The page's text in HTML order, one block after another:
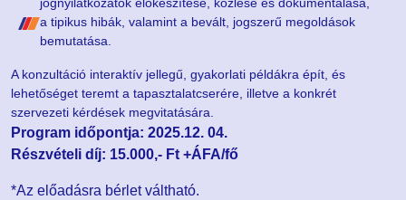
a tipikus hibák, valamint a bevált, jogszerű megoldások
bemutatása.
A konzultáció interaktív jellegű, gyakorlati példákra épít, és
lehetőséget teremt a tapasztalatcserére, illetve a konkrét
szervezeti kérdések megvitatására.
Program időpontja: 2025.12. 04.
Részvételi díj: 15.000,- Ft +ÁFA/fő
*Az előadásra bérlet váltható.